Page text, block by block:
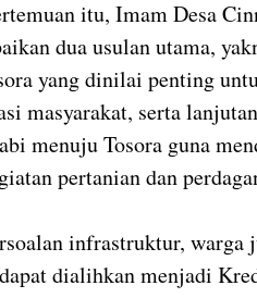
itu, Imam Desa
dua usulan utama,
yang dinilai penting
masyarakat, serta
menuju Tosora guna
pertanian dan
infrastruktur, warga
dialihkan menjadi